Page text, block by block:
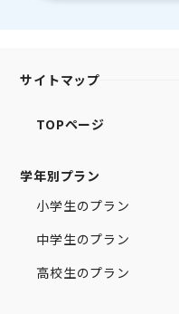
サイトマップ
TOPページ
学年別プラン
小学生のプラン
中学生のプラン
高校生のプラン